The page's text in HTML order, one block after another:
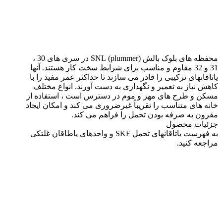
محفظه های بلوک بالش (plummer) SNL در سری های 30 ،
31 و 32 مقاوم و مناسب برای شرایط سخت کار هستند. آنها
یاتاقانهای ترکیبی را قادر می سازند تا حداکثر عمر مفید را با
کاهش نیاز به تعمیر و نگهداری به دست آورند. انواع مختلف
مسکن و طرح های مهر و موم در دسترس است ، استفاده از
خانه های متناسب را تقریباً غیرضروری می کند و امکان ایجاد
مقرون به صرفه بودن تحمل را فراهم می کند.
جزئیات محصول
به فهرست یاتاقانهای تحمل SKF و واحدهای یاطاقان غلتکی
مراجعه کنید.